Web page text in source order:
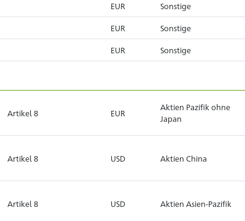
EUR Sonstige
EUR Sonstige
EUR Sonstige
Artikel 8 EUR
Aktien Pazifik ohne
Japan
Artikel 8 USD Aktien China
Artikel 8 USD Aktien Asien-Pazifik